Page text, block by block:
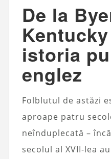
De la
istoria
englez
Folblutul de astăzi
aproape patru
neînduplecată –
secolul al XVII-lea